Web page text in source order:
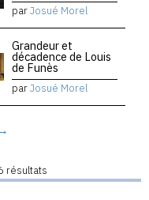
parJosué Morel
Grandeur et
décadence de Louis
de Funès
parJosué Morel
résultats